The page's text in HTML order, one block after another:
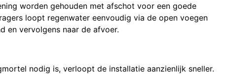
worden gehouden met afschot voor een goede
loopt regenwater eenvoudig via de open voegen
en vervolgens naar de afvoer.
nodig is, verloopt de installatie aanzienlijk sneller.